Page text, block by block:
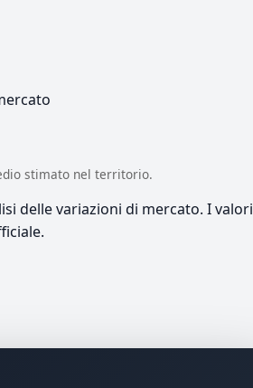
stimato nel territorio.
delle variazioni di mercato. I valori